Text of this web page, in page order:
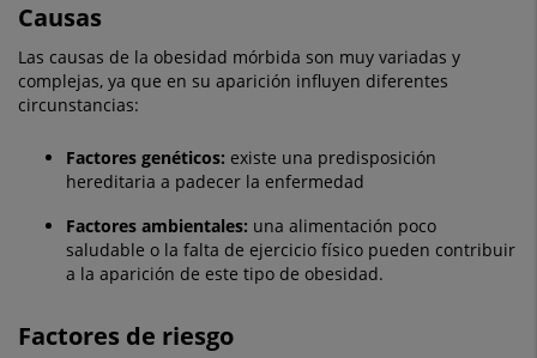
Causas
Las causas de la obesidad mórbida son muy variadas y
complejas, ya que en su aparición influyen diferentes
circunstancias:
Factores genéticos: existe una predisposición
hereditaria a padecer la enfermedad
Factores ambientales: una alimentación poco
saludable o la falta de ejercicio físico pueden contribuir
a la aparición de este tipo de obesidad.
Factores de riesgo